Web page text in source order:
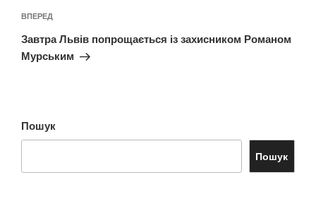
Наступний
запис
ВПЕРЕД
Завтра Львів попрощається із захисником Романом
Мурським
Пошук
Пошук